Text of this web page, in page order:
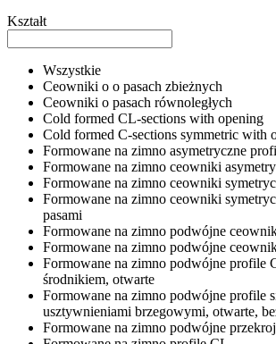
Kształt
Wszystkie
Ceowniki o o pasach zbieżnych
Ceowniki o pasach równoległych
Cold formed CL-sections with opening
Cold formed C-sections symmetric with
Formowane na zimno asymetryczne
Formowane na zimno ceowniki
Formowane na zimno ceowniki
Formowane na zimno ceowniki
pasami
Formowane na zimno podwójne
Formowane na zimno podwójne
Formowane na zimno podwójne profile
środnikiem, otwarte
Formowane na zimno podwójne profile
usztywnieniami brzegowymi, otwarte,
Formowane na zimno podwójne